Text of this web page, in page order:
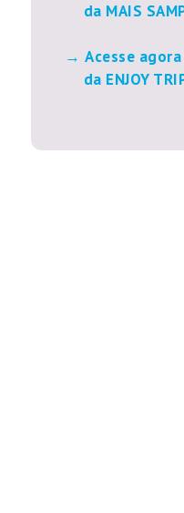
da MAIS
Acesse
da ENJOY